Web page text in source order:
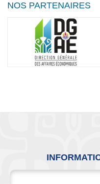
NOS PARTENAIRES